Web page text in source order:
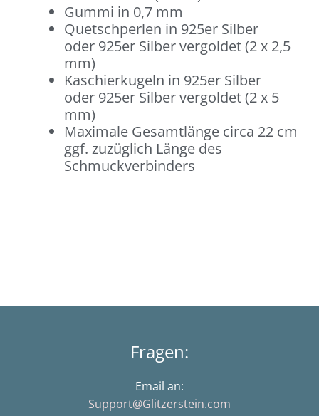
Gummi in 0,7 mm
Quetschperlen in 925er Silber
oder 925er Silber vergoldet (2 x 2,5
mm)
Kaschierkugeln in 925er Silber
oder 925er Silber vergoldet (2 x 5
mm)
Maximale Gesamtlänge circa 22 cm
ggf. zuzüglich Länge des
Schmuckverbinders
Fragen:
Email an:
Support@Glitzerstein.com